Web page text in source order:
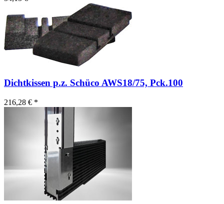
Dichtkissen p.z. Schüco AWS18/75, Pck.100
216,28 € *